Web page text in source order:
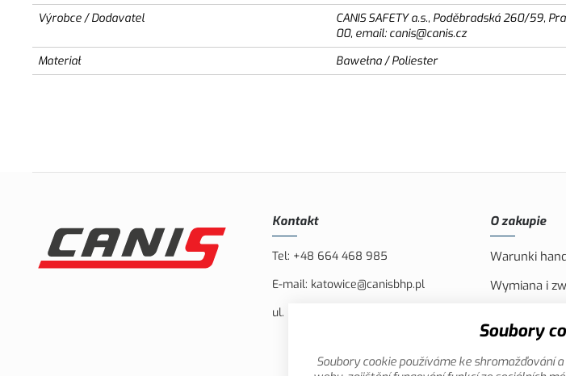
Výrobce / Dodavatel
CANIS SAFETY a.s., Poděbradská 260/59,
00, email: canis@canis.cz
Materiał
Bawełna / Poliester
Kontakt
Tel: +48 664 468 985
E-mail: katowice@canisbhp.pl
ul. Bielska 132, 43-400 CIESZYN, PL
O zakupie
Warunki
Wymiana i
Reklamacja
Soubory
Soubory cookie používáme ke shromažďování